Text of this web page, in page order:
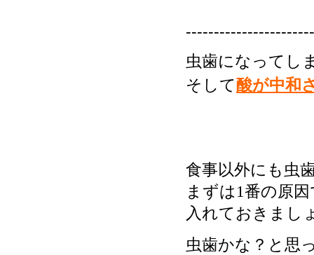
虫歯になってし
そして酸が中和
食事以外にも虫
まずは1番の原
入れておきまし
虫歯かな？と思